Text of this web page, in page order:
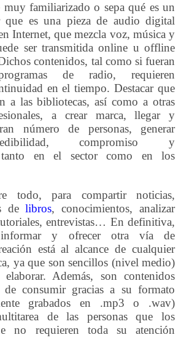
muy familiarizado o sepa qué es un
que es una pieza de audio digital
Internet, que mezcla voz, música y
ser transmitida online u offline
contenidos, tal como si fueran
de radio, requieren
en el tiempo. Destacar que
a las bibliotecas, así como a otras
a crear marca, llegar y
número de personas, generar
compromiso y
tanto en el sector como en los
todo, para compartir noticias,
delibros, conocimientos, analizar
entrevistas… En definitiva,
informar y ofrecer otra vía de
está al alcance de cualquier
ya que son sencillos (nivel medio)
Además, son contenidos
de consumir gracias a su formato
grabados en .mp3 o .wav)
de las personas que los
no requieren toda su atención